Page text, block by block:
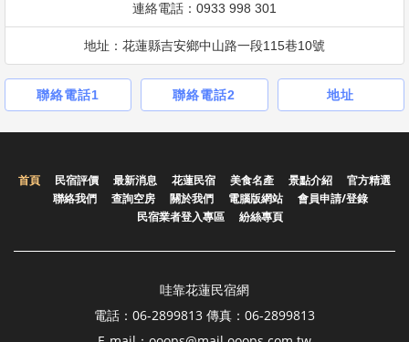
連絡電話：0933 998 301
地址：花蓮縣吉安鄉中山路一段115巷10號
聯絡電話1 聯絡電話2 地址
首頁 民宿評價 最新消息 花蓮民宿 美食名產 景點介紹
官方精選
聯絡我們
查詢空房 關於我們 電腦版網站
會員申請/登錄
民宿業者登入專區
紛絲專頁
哇靠花蓮民宿網
電話：06-2899813 傳真：06-2899813